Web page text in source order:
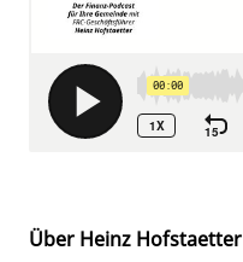
Über Heinz Hofstaetter